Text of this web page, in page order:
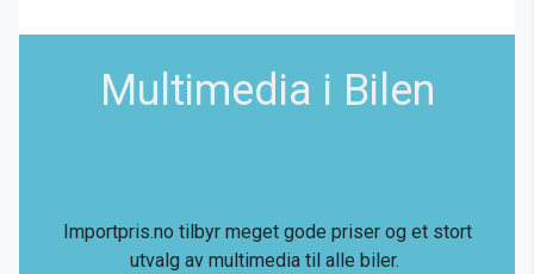
Multimedia i Bilen
Importpris.no tilbyr meget gode priser og et stort
utvalg av multimedia til alle biler.